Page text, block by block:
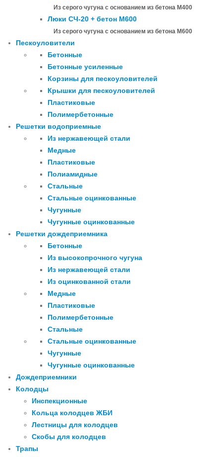
Из серого чугуна с основанием из бетона М400
Люки СЧ-20 + бетон М600
Из серого чугуна с основанием из бетона М600
Пескоуловители
Бетонные
Бетонные усиленные
Корзины для пескоуловителей
Крышки для пескоуловителей
Пластиковые
Полимербетонные
Решетки водоприемные
Из нержавеющей стали
Медные
Пластиковые
Полиамидные
Стальные
Стальные оцинкованные
Чугунные
Чугунные оцинкованные
Решетки дождеприемника
Бетонные
Из высокопрочного чугуна
Из нержавеющей стали
Из оцинкованной стали
Медные
Пластиковые
Полимербетонные
Стальные
Стальные оцинкованные
Чугунные
Чугунные оцинкованные
Дождеприемники
Колодцы
Инспекционные
Кольца колодцев ЖБИ
Лестницы для колодцев
Скобы для колодцев
Трапы